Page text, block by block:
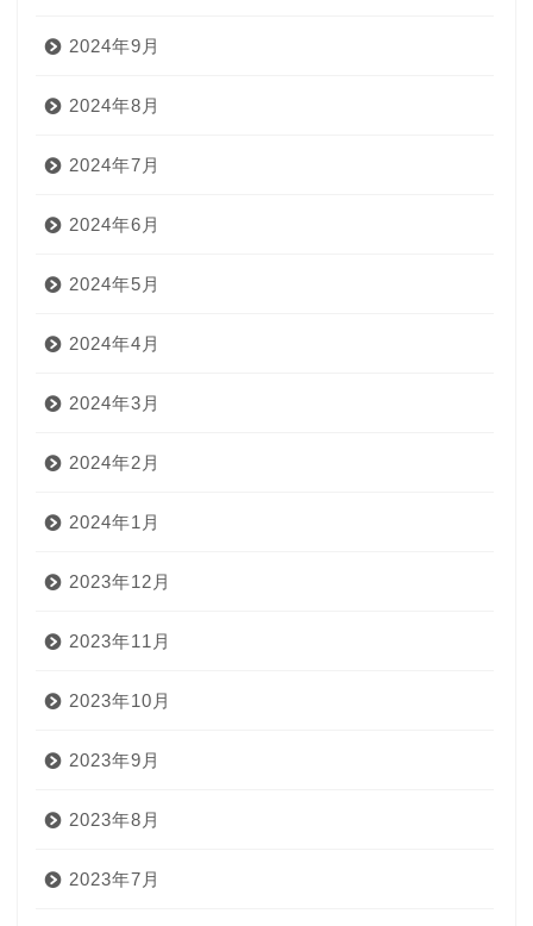
2024年9月
2024年8月
2024年7月
2024年6月
2024年5月
2024年4月
2024年3月
2024年2月
2024年1月
2023年12月
2023年11月
2023年10月
2023年9月
2023年8月
2023年7月